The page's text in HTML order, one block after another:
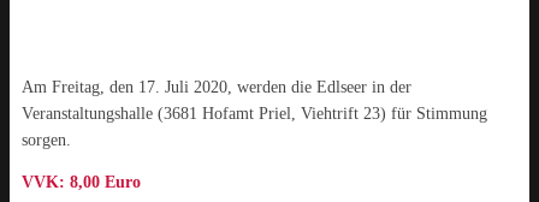
Am Freitag, den 17. Juli 2020, werden die Edlseer in der
Veranstaltungshalle (3681 Hofamt Priel, Viehtrift 23) für Stimmung
sorgen.
VVK: 8,00 Euro